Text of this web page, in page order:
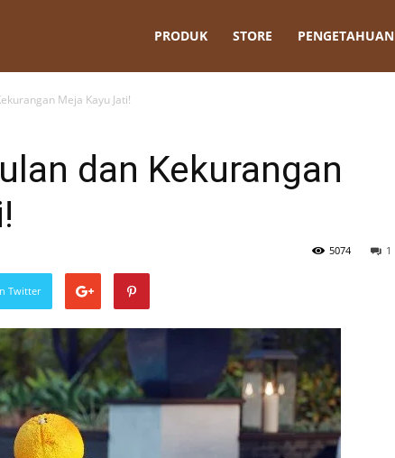
PRODUK STORE PENGETAHUAN
Meja Kayu Jati!
dan Kekurangan
1
5074
Twitter